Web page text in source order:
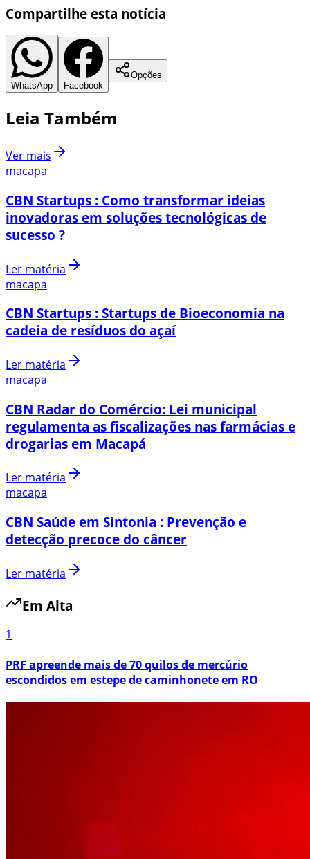
Compartilhe esta notícia
WhatsApp Facebook
Opções
Leia Também
Ver mais
macapa
CBN Startups : Como transformar ideias
inovadoras em soluções tecnológicas de
sucesso ?
Ler matéria
macapa
CBN Startups : Startups de Bioeconomia na
cadeia de resíduos do açaí
Ler matéria
macapa
CBN Radar do Comércio: Lei municipal
regulamenta as fiscalizações nas farmácias e
drogarias em Macapá
Ler matéria
macapa
CBN Saúde em Sintonia : Prevenção e
detecção precoce do câncer
Ler matéria
Em Alta
1
PRF apreende mais de 70 quilos de mercúrio
escondidos em estepe de caminhonete em RO